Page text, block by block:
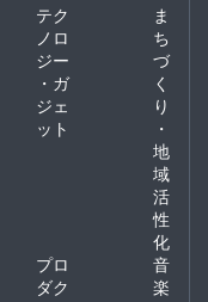
テク
ノロ
ジー
・ガ
ジェ
ット
ま
ち
づ
く
り
・
地
域
活
性
化
プロ
ダク
音
楽